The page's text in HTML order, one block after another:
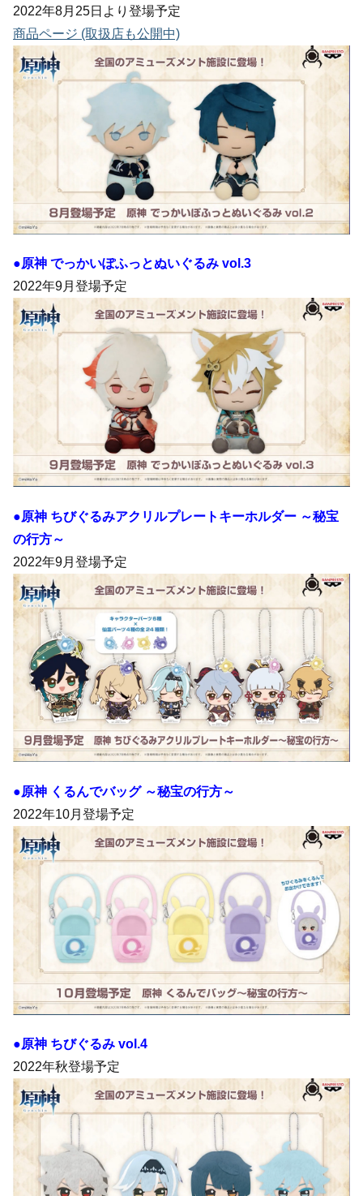
2022年8月25日より登場予定
商品ページ (取扱店も公開中)
●原神 でっかいぽふっとぬいぐるみ vol.3
2022年9月登場予定
●原神 ちびぐるみアクリルプレートキーホルダー ～秘宝
の行方～
2022年9月登場予定
●原神 くるんでバッグ ～秘宝の行方～
2022年10月登場予定
●原神 ちびぐるみ vol.4
2022年秋登場予定